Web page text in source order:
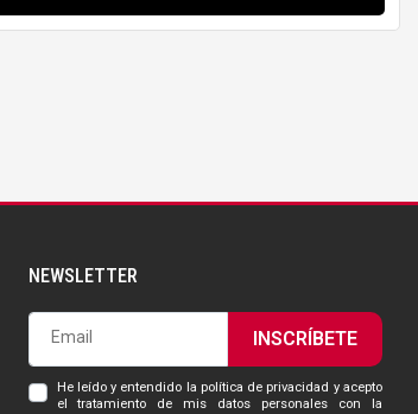
NEWSLETTER
INSCRÍBETE
He leído y entendido la política de privacidad y acepto
el tratamiento de mis datos personales con la